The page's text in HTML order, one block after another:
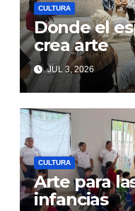
CULTURA
Donde el
crea arte
JUL 3, 2026
CULTURA
Arte para
infancias